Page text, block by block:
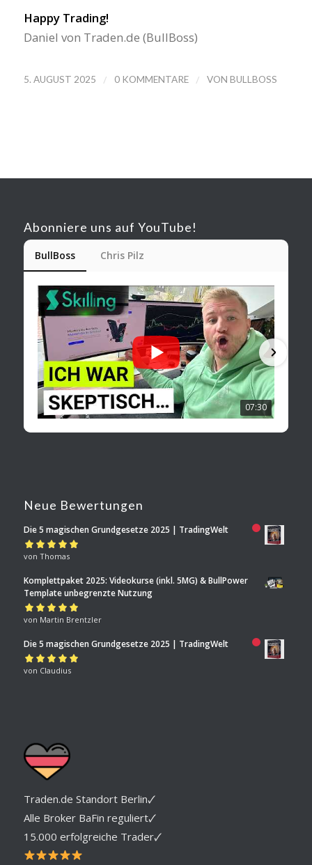
Happy Trading!
Daniel von Traden.de (BullBoss)
5. AUGUST 2025 / 0 KOMMENTARE / VON BULLBOSS
Abonniere uns auf YouTube!
BullBoss Chris Pilz
07:30
Neue Bewertungen
Die 5 magischen Grundgesetze 2025 | TradingWelt
Bewertet mit
von Thomas
Komplettpaket 2025: Videokurse (inkl. 5MG) & BullPower
Template unbegrenzte Nutzung
Bewertet mit5
von Martin Brentzler
Die 5 magischen Grundgesetze 2025 | TradingWelt
Bewertet mit
von Claudius
Traden.de Standort Berlin🗸
Alle Broker BaFin reguliert🗸
15.000 erfolgreiche Trader🗸